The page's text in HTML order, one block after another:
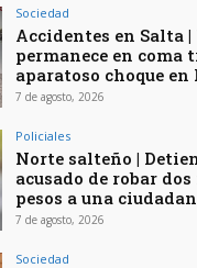
Sociedad
Accidentes en Salta
permanece en coma
aparatoso choque en
7 de agosto, 2026
Policiales
Norte salteño |
acusado de robar
pesos a una
7 de agosto, 2026
Sociedad